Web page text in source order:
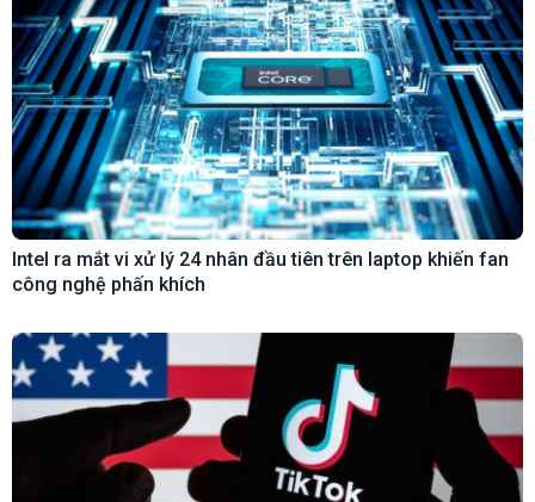
Intel ra mắt vi xử lý 24 nhân đầu tiên trên laptop khiến fan
công nghệ phấn khích